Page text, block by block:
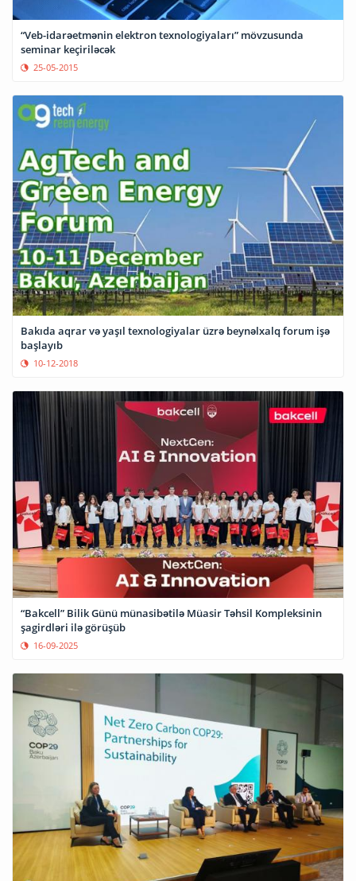
“Veb-idarəetmənin elektron texnologiyaları” mövzusunda
seminar keçiriləcək
25-05-2015
Bakıda aqrar və yaşıl texnologiyalar üzrə beynəlxalq forum işə
başlayıb
10-12-2018
“Bakcell” Bilik Günü münasibətilə Müasir Təhsil Kompleksinin
şagirdləri ilə görüşüb
16-09-2025